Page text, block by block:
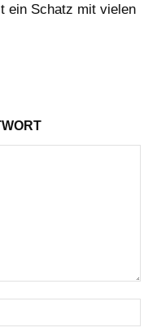
ein Schatz mit vielen